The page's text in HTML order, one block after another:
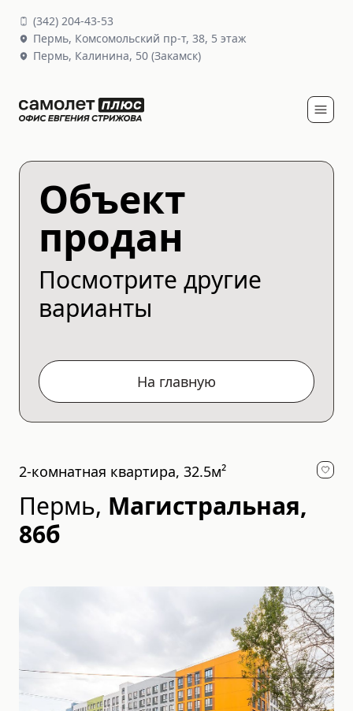
(342) 204-43-53
Пермь, Комсомольский пр-т, 38, 5 этаж
Пермь, Калинина, 50 (Закамск)
Объект
продан
Посмотрите другие
варианты
На главную
2-комнатная квартира, 32.5м²
Пермь, Магистральная,
86б